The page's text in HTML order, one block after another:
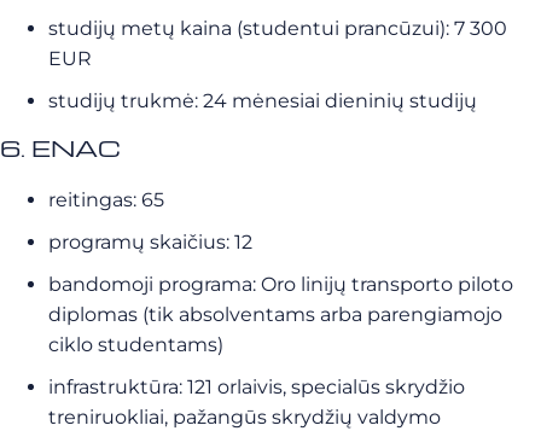
studijų metų kaina (studentui prancūzui): 7 300
EUR
studijų trukmė: 24 mėnesiai dieninių studijų
6. ENAC
reitingas: 65
programų skaičius: 12
bandomoji programa: Oro linijų transporto piloto
diplomas (tik absolventams arba parengiamojo
ciklo studentams)
infrastruktūra: 121 orlaivis, specialūs skrydžio
treniruokliai, pažangūs skrydžių valdymo